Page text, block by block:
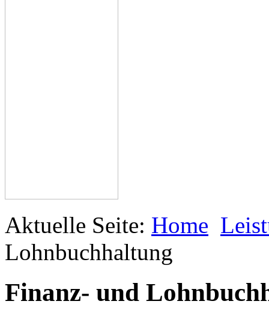
Aktuelle Seite: Home
Lohnbuchhaltung
Finanz- und